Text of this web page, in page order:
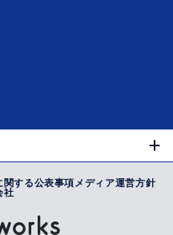
関する公表事項メディア運営方針
社